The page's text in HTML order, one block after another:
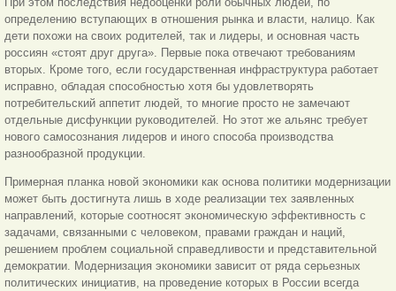
определению вступающих в отношения рынка и власти, налицо. Как
дети похожи на своих родителей, так и лидеры, и основная часть
россиян «стоят друг друга». Первые пока отвечают требованиям
вторых. Кроме того, если государственная инфраструктура работает
исправно, обладая способностью хотя бы удовлетворять
потребительский аппетит людей, то многие просто не замечают
отдельные дисфункции руководителей. Но этот же альянс требует
нового самосознания лидеров и иного способа производства
разнообразной продукции.
Примерная планка новой экономики как основа политики модернизации
может быть достигнута лишь в ходе реализации тех заявленных
направлений, которые соотносят экономическую эффективность с
задачами, связанными с человеком, правами граждан и наций,
решением проблем социальной справедливости и представительной
демократии. Модернизация экономики зависит от ряда серьезных
политических инициатив, на проведение которых в России всегда